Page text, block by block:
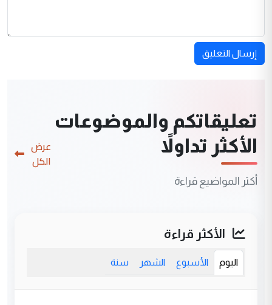
إرسال التعليق
تعليقاتكم والموضوعات
الأكثر تداولاً
أكثر المواضيع قراءة
عرض
الكل
الأكثر قراءة
اليوم الأسبوع الشهر سنة